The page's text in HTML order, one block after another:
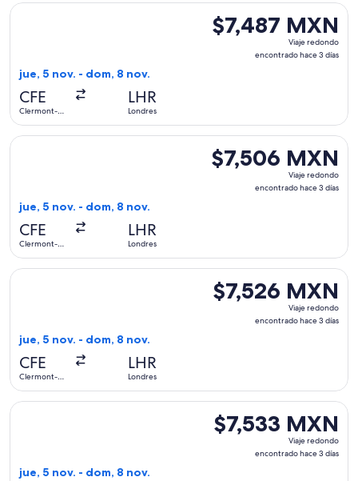
$7,487 MXN
Viaje
redondo,
$7,487 MXN
Viaje redondo
encontrado hace 3 días
jue, 5 nov. - dom, 8 nov.
CFE
Clermont-
LHR
Londres
Seleccionar vuelo de Air France, con salida el jue, 5 nov.
$7,506 MXN
Viaje
redondo,
$7,506 MXN
Viaje redondo
encontrado hace 3 días
jue, 5 nov. - dom, 8 nov.
CFE
Clermont-
LHR
Londres
Seleccionar vuelo de Air France, con salida el jue, 5 nov.
$7,526 MXN
Viaje
redondo,
$7,526 MXN
Viaje redondo
encontrado hace 3 días
jue, 5 nov. - dom, 8 nov.
CFE
Clermont-
LHR
Londres
Seleccionar vuelo de Air France, con salida el jue, 5 nov.
$7,533 MXN
Viaje
redondo,
$7,533 MXN
Viaje redondo
encontrado hace 3 días
jue, 5 nov. - dom, 8 nov.
Seleccionar vuelo de Air France, con salida el jue, 5 nov.